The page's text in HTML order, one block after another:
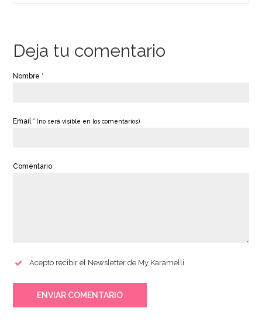
Deja tu comentario
Nombre *
Email *(no será visible en los comentarios)
Comentario
Acepto recibir el Newsletter de My Karamelli
ENVIAR COMENTARIO